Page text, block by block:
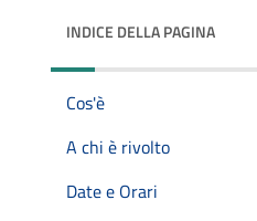
INDICE DELLA PAGINA
Cos'è
A chi è rivolto
Date e Orari